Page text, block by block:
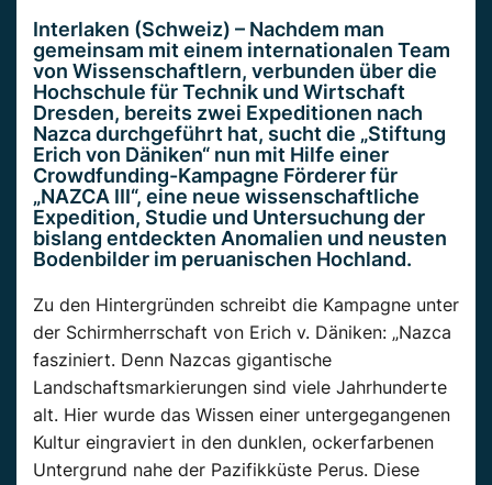
Interlaken (Schweiz) – Nachdem man
gemeinsam mit einem internationalen Team
von Wissenschaftlern, verbunden über die
Hochschule für Technik und Wirtschaft
Dresden, bereits zwei Expeditionen nach
Nazca durchgeführt hat, sucht die „Stiftung
Erich von Däniken“ nun mit Hilfe einer
Crowdfunding-Kampagne Förderer für
„NAZCA III“, eine neue wissenschaftliche
Expedition, Studie und Untersuchung der
bislang entdeckten Anomalien und neusten
Bodenbilder im peruanischen Hochland.
Zu den Hintergründen schreibt die Kampagne unter
der Schirmherrschaft von Erich v. Däniken: „Nazca
fasziniert. Denn Nazcas gigantische
Landschaftsmarkierungen sind viele Jahrhunderte
alt. Hier wurde das Wissen einer untergegangenen
Kultur eingraviert in den dunklen, ockerfarbenen
Untergrund nahe der Pazifikküste Perus. Diese